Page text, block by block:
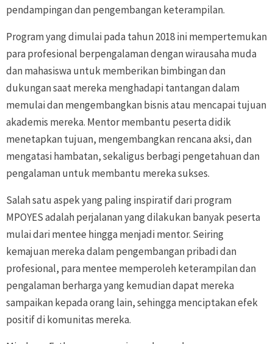
pendampingan dan pengembangan keterampilan.
Program yang dimulai pada tahun 2018 ini mempertemukan
para profesional berpengalaman dengan wirausaha muda
dan mahasiswa untuk memberikan bimbingan dan
dukungan saat mereka menghadapi tantangan dalam
memulai dan mengembangkan bisnis atau mencapai tujuan
akademis mereka. Mentor membantu peserta didik
menetapkan tujuan, mengembangkan rencana aksi, dan
mengatasi hambatan, sekaligus berbagi pengetahuan dan
pengalaman untuk membantu mereka sukses.
Salah satu aspek yang paling inspiratif dari program
MPOYES adalah perjalanan yang dilakukan banyak peserta
mulai dari mentee hingga menjadi mentor. Seiring
kemajuan mereka dalam pengembangan pribadi dan
profesional, para mentee memperoleh keterampilan dan
pengalaman berharga yang kemudian dapat mereka
sampaikan kepada orang lain, sehingga menciptakan efek
positif di komunitas mereka.